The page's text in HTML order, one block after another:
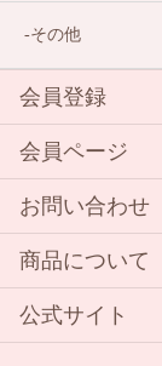
その他
会員登録
会員ページ
お問い合わせ
商品について
公式サイト